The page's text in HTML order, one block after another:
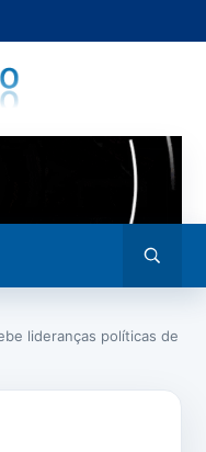
busca
lideranças políticas de